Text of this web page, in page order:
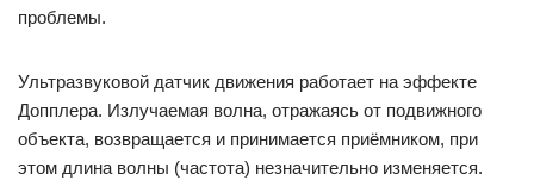
проблемы.
Ультразвуковой датчик движения работает на эффекте
Допплера. Излучаемая волна, отражаясь от подвижного
объекта, возвращается и принимается приёмником, при
этом длина волны (частота) незначительно изменяется.